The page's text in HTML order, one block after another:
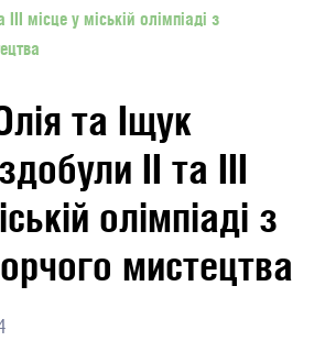
місце у міській олімпіаді з
та Іщук
ІІ та ІІІ
олімпіаді з
мистецтва